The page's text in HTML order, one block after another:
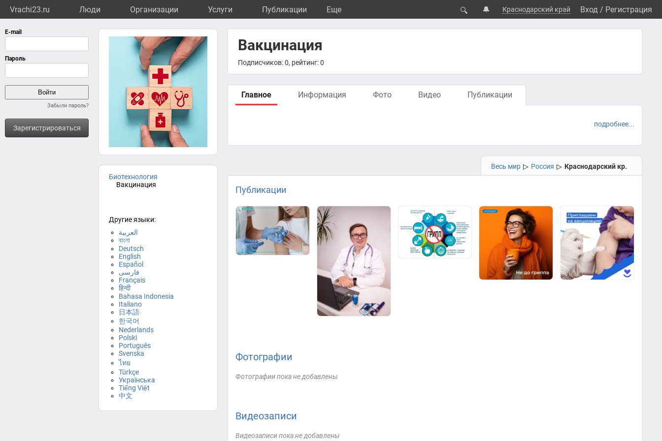
Vrachi23.ru Люди Организации Услуги Публикации Eще 🔍 🔔 Краснодарский край Вход / Регистрация
Забыли пароль?
Зарегистрироваться
Биотехнология
Вакцинация
Другие языки:
العربية
বাংলা
Deutsch
English
Español
فارسی
Français
हिन्दी
Bahasa Indonesia
Italiano
日本語
한국어
Nederlands
Polski
Português
Svenska
ไทย
Türkçe
Українська
Tiếng Việt
中文
Вакцинация
Подписчиков: 0, рейтинг: 0
Главное Информация Фото Видео Публикации
подробнее...
Весь мир ▷ Россия ▷ Краснодарский кр.
Публикации
Фотографии
Фотографии пока не добавлены
Видеозаписи
Видеозаписи пока не добавлены